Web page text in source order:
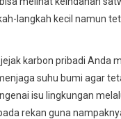
langkah kecil namun
karbon pribadi Anda
suhu bumi agar
isu lingkungan
rekan guna